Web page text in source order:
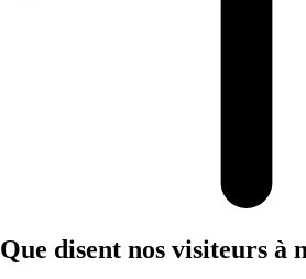
Que disent nos visiteurs à